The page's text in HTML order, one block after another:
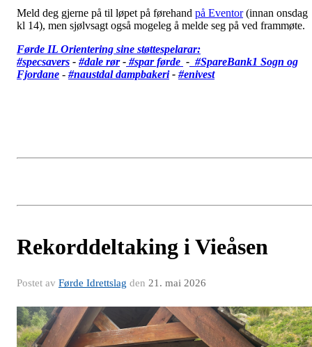
Meld deg gjerne på til løpet på førehand på Eventor (innan onsdag
kl 14), men sjølvsagt også mogeleg å melde seg på ved frammøte.
Førde IL Orientering sine støttespelarar:
#specsavers - #dale rør- #spar førde - #SpareBank1 Sogn og
Fjordane - #naustdal dampbakeri - #enivest
Rekorddeltaking i Vieåsen
Postet av Førde Idrettslag den 21. mai 2026